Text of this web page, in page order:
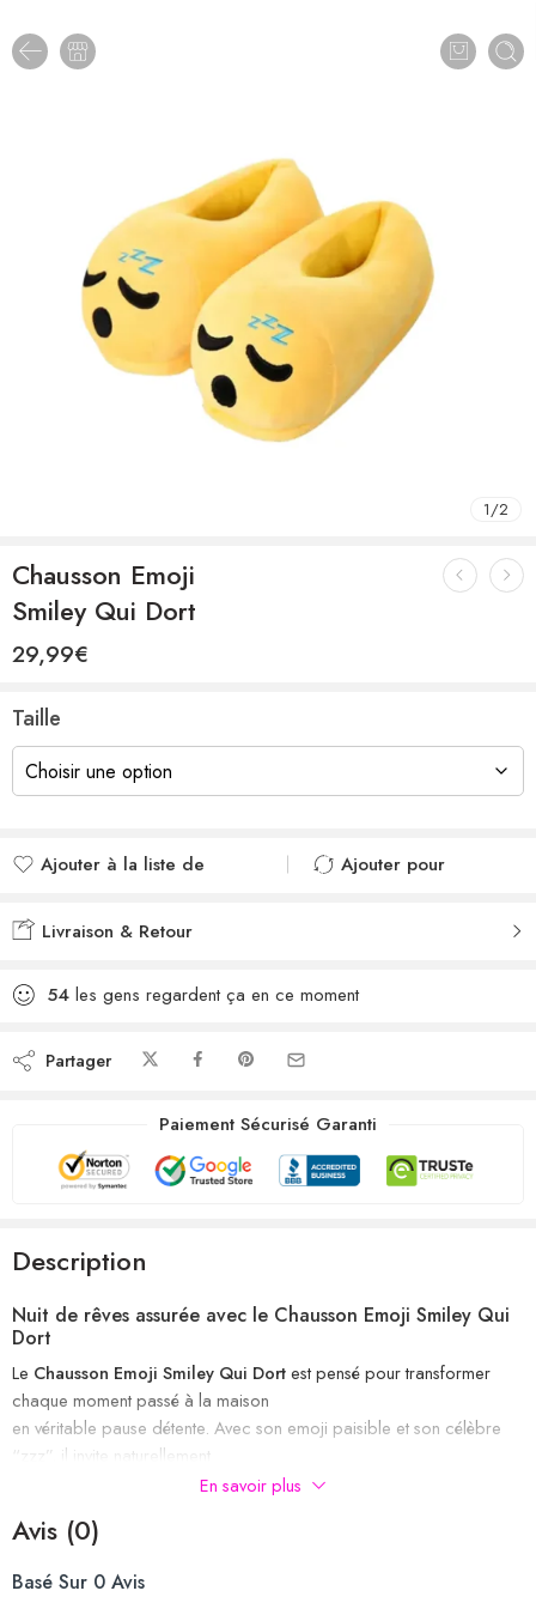
1/2
Chausson Emoji
Smiley Qui Dort
29,99€
Taille
Ajouter à la liste de
Ajouté à la liste de
Ajouter pour
Livraison & Retour
54 les gens regardent ça en ce moment
Partager
Paiement Sécurisé Garanti
Description
Nuit de rêves assurée avec le Chausson Emoji Smiley Qui
Dort
Le Chausson Emoji Smiley Qui Dortest pensé pour transformer
chaque moment passé à la maison
en véritable pause détente. Avec son emoji paisible et son célèbre
“zzz”, il invite naturellement
au calme, à la relaxation et aux soirées cocooning.
Chausson unisexe au design humoristique, adapté à tous les
Disponible du
En savoir plus
Avis (0)
Basé Sur 0 Avis